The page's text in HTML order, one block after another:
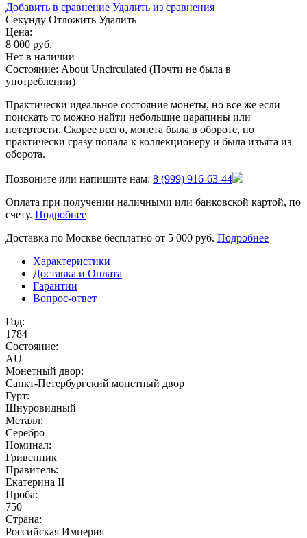
Добавить в сравнение Удалить из сравнения
Cекунду Отложить Удалить
Цена:
8 000 руб.
Нет в наличии
Состояние: About Uncirculated (Почти не была в
употреблении)
Практически идеальное состояние монеты, но все же если
поискать то можно найти небольшие царапины или
потертости. Скорее всего, монета была в обороте, но
практически сразу попала к коллекционеру и была изъята из
оборота.
Позвоните или напишите нам: 8 (999) 916-63-44
Оплата при получении наличными или банковской картой, по
счету. Подробнее
Доставка по Москве бесплатно от 5 000 руб. Подробнее
Характеристики
Доставка и Оплата
Гарантии
Вопрос-ответ
Год:
1784
Состояние:
AU
Монетный двор:
Санкт-Петербургский монетный двор
Гурт:
Шнуровидный
Металл:
Серебро
Номинал:
Гривенник
Правитель:
Екатерина II
Проба:
750
Страна:
Российская Империя